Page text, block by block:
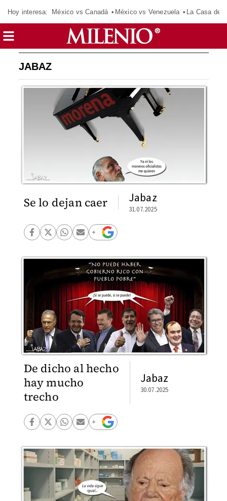
Hoy interesa: México vs Canadá México vs Venezuela La Casa de
JABAZ
Se lo dejan caer Jabaz
31.07.2025
De dicho al hecho
hay mucho
trecho
Jabaz
30.07.2025